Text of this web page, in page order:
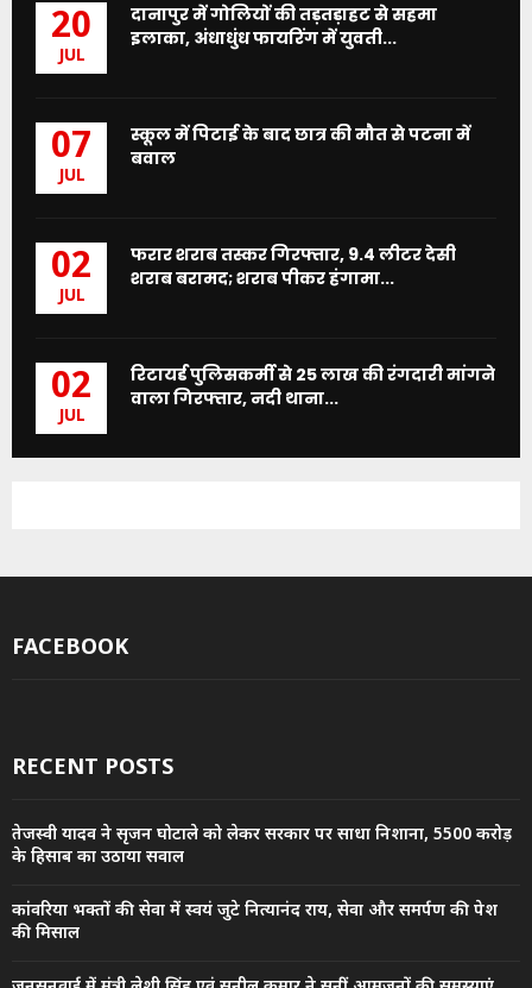
20
JUL
दानापुर में गोलियों की तड़तड़ाहट से सहमा
इलाका, अंधाधुंध फायरिंग में युवती...
07
JUL
स्कूल में पिटाई के बाद छात्र की मौत से पटना में
बवाल
02
JUL
फरार शराब तस्कर गिरफ्तार, 9.4 लीटर देसी
शराब बरामद; शराब पीकर हंगामा...
02
JUL
रिटायर्ड पुलिसकर्मी से 25 लाख की रंगदारी मांगने
वाला गिरफ्तार, नदी थाना...
FACEBOOK
RECENT POSTS
तेजस्वी यादव ने सृजन घोटाले को लेकर सरकार पर साधा निशाना, 5500 करोड़
के हिसाब का उठाया सवाल
कांवरिया भक्तों की सेवा में स्वयं जुटे नित्यानंद राय, सेवा और समर्पण की पेश
की मिसाल